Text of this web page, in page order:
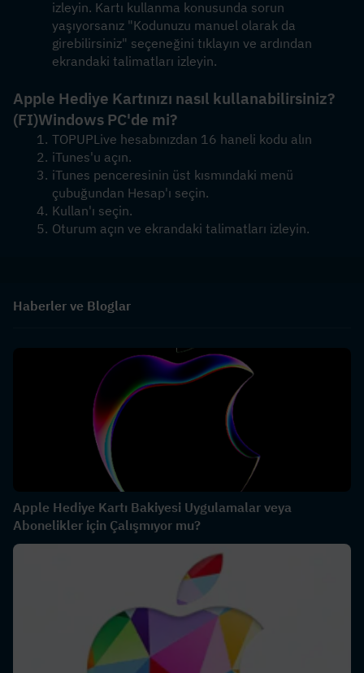
izleyin. Kartı kullanma konusunda sorun
yaşıyorsanız "Kodunuzu manuel olarak da
girebilirsiniz" seçeneğini tıklayın ve ardından
ekrandaki talimatları izleyin.
Apple Hediye Kartınızı nasıl kullanabilirsiniz?
(FI)Windows PC'de mi?
TOPUPLive hesabınızdan 16 haneli kodu alın
iTunes'u açın.
iTunes penceresinin üst kısmındaki menü
çubuğundan Hesap'ı seçin.
Kullan'ı seçin.
Oturum açın ve ekrandaki talimatları izleyin.
Haberler ve Bloglar
Apple Hediye Kartı Bakiyesi Uygulamalar veya
Abonelikler için Çalışmıyor mu?